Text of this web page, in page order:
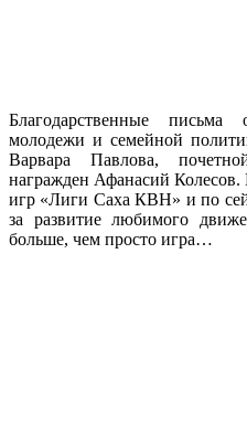
Благодарственные
молодежи и семейной
Варвара Павлова,
награжден Афанасий
игр «Лиги Саха КВН» и по
за развитие любимого
больше, чем просто игра…